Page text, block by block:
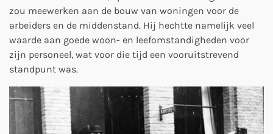
zou meewerken aan de bouw van woningen voor de
arbeiders en de middenstand. Hij hechtte namelijk veel
waarde aan goede woon- en leefomstandigheden voor
zijn personeel, wat voor die tijd een vooruitstrevend
standpunt was.